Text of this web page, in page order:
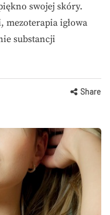
swojej skóry.
mezoterapia igłowa
substancji
Share